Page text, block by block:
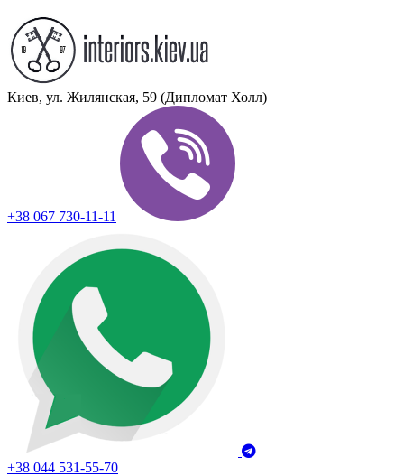
Киев, ул. Жилянская, 59 (Дипломат Холл)
+38 067 730-11-11
+38 044 531-55-70